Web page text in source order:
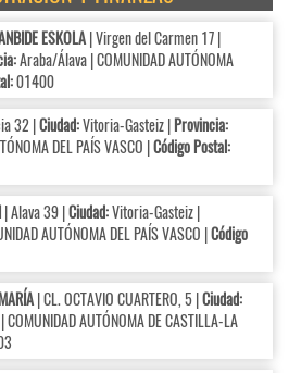
ESKOLA| Virgen del Carmen 17 |
Araba/Álava | COMUNIDAD AUTÓNOMA
01400
32 |Ciudad:Vitoria-Gasteiz |Provincia:
DEL PAÍS VASCO |Código Postal:
| Alava 39 |Ciudad:Vitoria-Gasteiz |
AUTÓNOMA DEL PAÍS VASCO |Código
| CL. OCTAVIO CUARTERO, 5 |Ciudad:
AUTÓNOMA DE CASTILLA-LA